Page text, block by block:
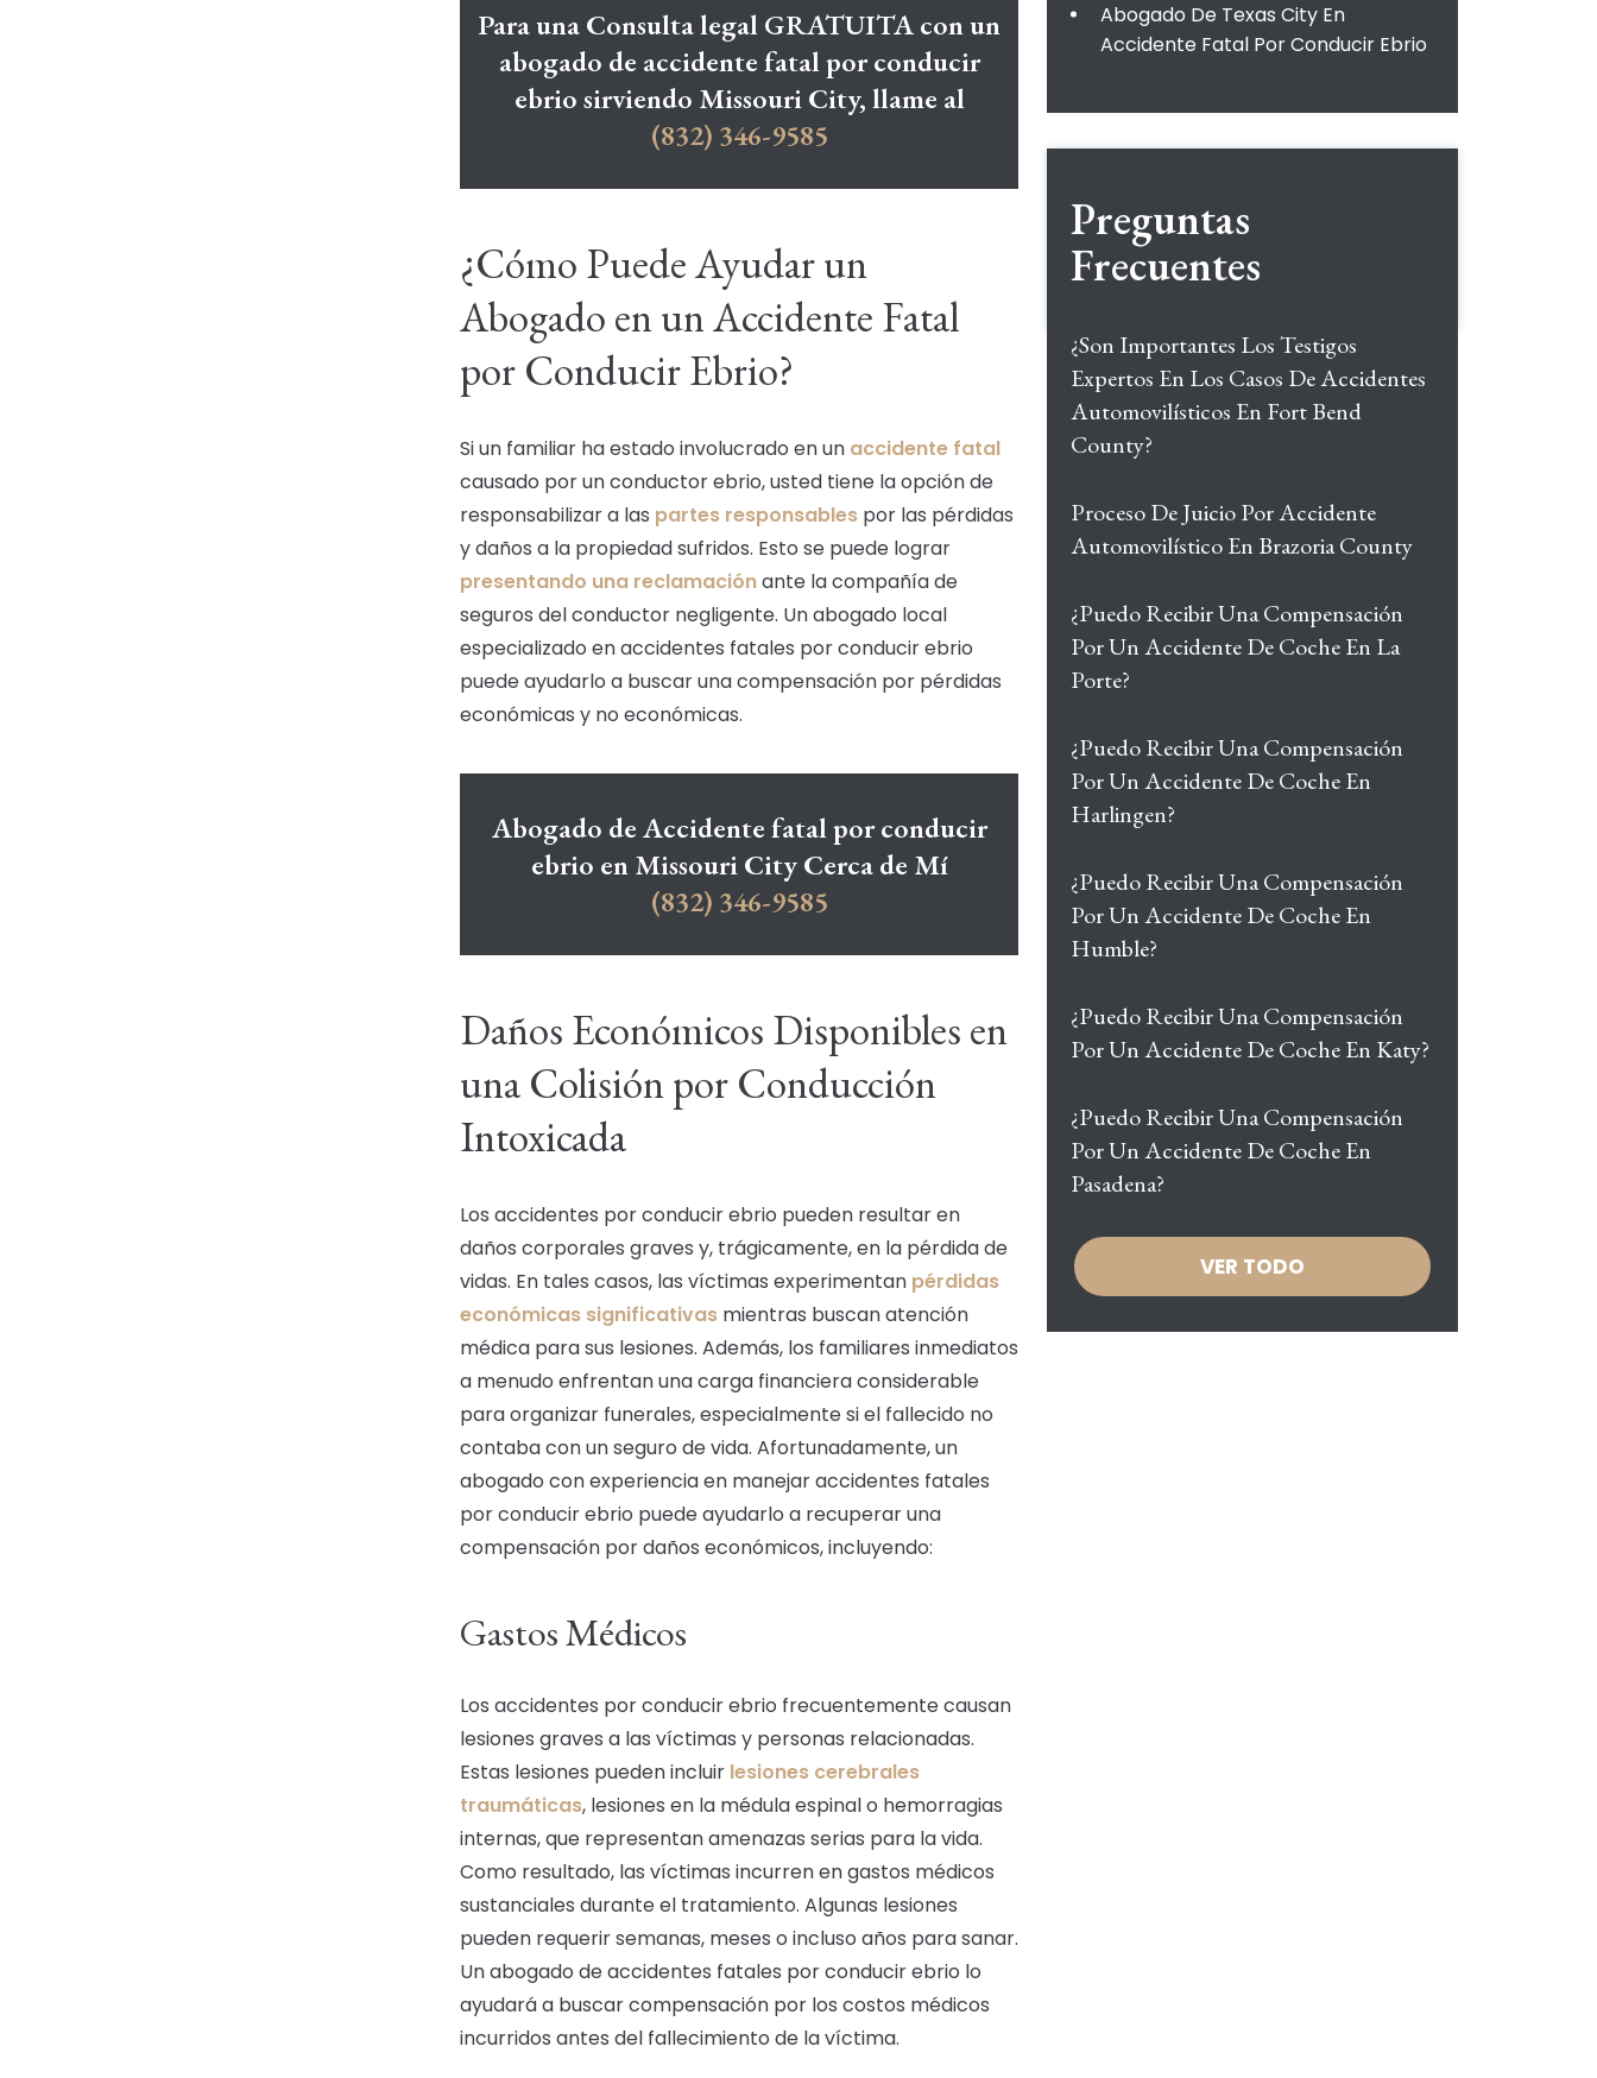
Para una Consulta legal GRATUITA con un
abogado de accidente fatal por conducir
ebrio sirviendo Missouri City, llame al
(832) 346-9585
¿Cómo Puede Ayudar un
Abogado en un Accidente Fatal
por Conducir Ebrio?
Si un familiar ha estado involucrado en un accidente fatal
causado por un conductor ebrio, usted tiene la opción de
responsabilizar a las partes responsables por las pérdidas
y daños a la propiedad sufridos. Esto se puede lograr
presentando una reclamaciónante la compañía de
seguros del conductor negligente. Un abogado local
especializado en accidentes fatales por conducir ebrio
puede ayudarlo a buscar una compensación por pérdidas
económicas y no económicas.
Abogado de Accidente fatal por conducir
ebrio en Missouri City Cerca de Mí
(832) 346-9585
Daños Económicos Disponibles en
una Colisión por Conducción
Intoxicada
Los accidentes por conducir ebrio pueden resultar en
daños corporales graves y, trágicamente, en la pérdida de
vidas. En tales casos, las víctimas experimentan pérdidas
económicas significativas mientras buscan atención
médica para sus lesiones. Además, los familiares inmediatos
a menudo enfrentan una carga financiera considerable
para organizar funerales, especialmente si el fallecido no
contaba con un seguro de vida. Afortunadamente, un
abogado con experiencia en manejar accidentes fatales
por conducir ebrio puede ayudarlo a recuperar una
compensación por daños económicos, incluyendo:
Gastos Médicos
Los accidentes por conducir ebrio frecuentemente causan
lesiones graves a las víctimas y personas relacionadas.
Estas lesiones pueden incluir lesiones cerebrales
traumáticas, lesiones en la médula espinal o hemorragias
internas, que representan amenazas serias para la vida.
Como resultado, las víctimas incurren en gastos médicos
sustanciales durante el tratamiento. Algunas lesiones
pueden requerir semanas, meses o incluso años para sanar.
Un abogado de accidentes fatales por conducir ebrio lo
ayudará a buscar compensación por los costos médicos
incurridos antes del fallecimiento de la víctima.
Abogado De Texas City En
Accidente Fatal Por Conducir Ebrio
Preguntas
Frecuentes
¿Son Importantes Los Testigos
Expertos En Los Casos De Accidentes
Automovilísticos En Fort Bend
County?
Proceso De Juicio Por Accidente
Automovilístico En Brazoria County
¿Puedo Recibir Una Compensación
Por Un Accidente De Coche En La
Porte?
¿Puedo Recibir Una Compensación
Por Un Accidente De Coche En
Harlingen?
¿Puedo Recibir Una Compensación
Por Un Accidente De Coche En
Humble?
¿Puedo Recibir Una Compensación
Por Un Accidente De Coche En Katy?
¿Puedo Recibir Una Compensación
Por Un Accidente De Coche En
Pasadena?
VER TODO